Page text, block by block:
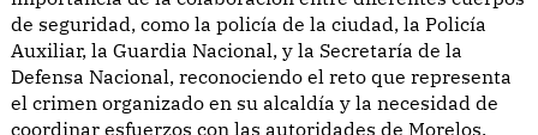
de seguridad, como la policía de la ciudad, la Policía
Auxiliar, la Guardia Nacional, y la Secretaría de la
Defensa Nacional, reconociendo el reto que representa
el crimen organizado en su alcaldía y la necesidad de
coordinar esfuerzos con las autoridades de Morelos.